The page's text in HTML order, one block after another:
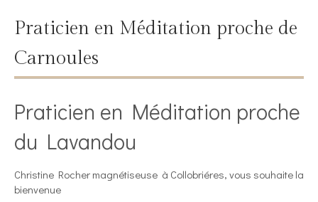
Praticien en Méditation proche de
Carnoules
Praticien en Méditation proche
du Lavandou
Christine Rocher magnétiseuse à Collobriéres, vous souhaite la
bienvenue